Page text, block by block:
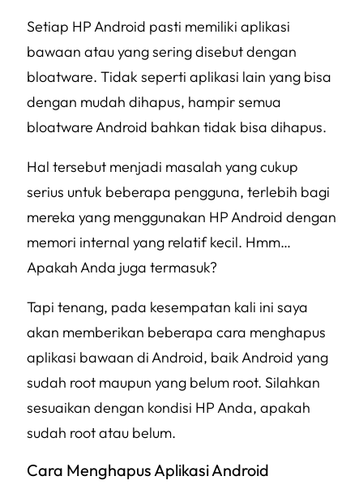
Setiap HP Android pasti memiliki aplikasi
bawaan atau yang sering disebut dengan
bloatware. Tidak seperti aplikasi lain yang bisa
dengan mudah dihapus, hampir semua
bloatwareAndroid bahkan tidak bisa dihapus.
Hal tersebut menjadi masalah yang cukup
serius untuk beberapa pengguna, terlebih bagi
mereka yang menggunakan HP Android dengan
memori internal yang relatif kecil. Hmm…
Apakah Anda juga termasuk?
Tapi tenang, pada kesempatan kali ini saya
akan memberikan beberapa cara menghapus
aplikasi bawaan di Android, baik Android yang
sudah root maupun yang belum root. Silahkan
sesuaikan dengan kondisi HP Anda, apakah
sudah root atau belum.
Cara Menghapus Aplikasi Android